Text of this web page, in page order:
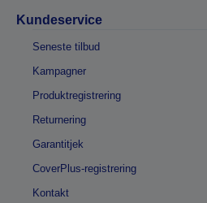
Kundeservice
Seneste tilbud
Kampagner
Produktregistrering
Returnering
Garantitjek
CoverPlus-registrering
Kontakt